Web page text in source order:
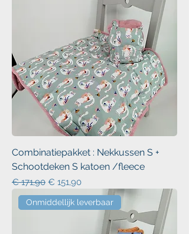
Combinatiepakket : Nekkussen S +
Schootdeken S katoen /fleece
Normale prijs
€ 171,90 Verkoopprijs
€ 151,90
Onmiddellijk leverbaar